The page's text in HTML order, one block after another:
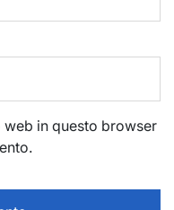
web in questo browser